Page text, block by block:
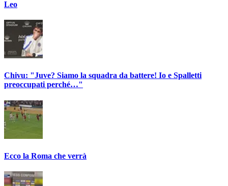
Leo
Chivu: "Juve? Siamo la squadra da battere! Io e Spalletti
preoccupati perché…"
Ecco la Roma che verrà